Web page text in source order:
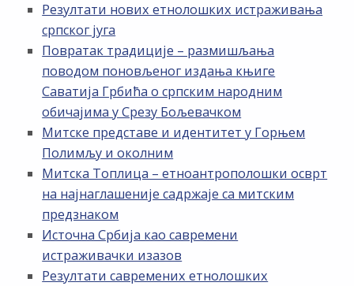
Резултати нових етнолошких истраживања
српског југа
Повратак традиције – размишљања
поводом поновљеног издања књиге
Саватија Грбића о српским народним
обичајима у Срезу Бољевачком
Митске представе и идентитет у Горњем
Полимљу и околним
Митска Топлица – етноантрополошки осврт
на најнаглашеније садржаје са митским
предзнаком
Источна Србија као савремени
истраживачки изазов
Резултати савремених етнолошких